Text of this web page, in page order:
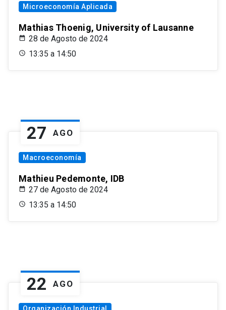
Microeconomía Aplicada
Mathias Thoenig, University of Lausanne
28 de Agosto de 2024
13:35 a 14:50
27 AGO
Macroeconomía
Mathieu Pedemonte, IDB
27 de Agosto de 2024
13:35 a 14:50
22 AGO